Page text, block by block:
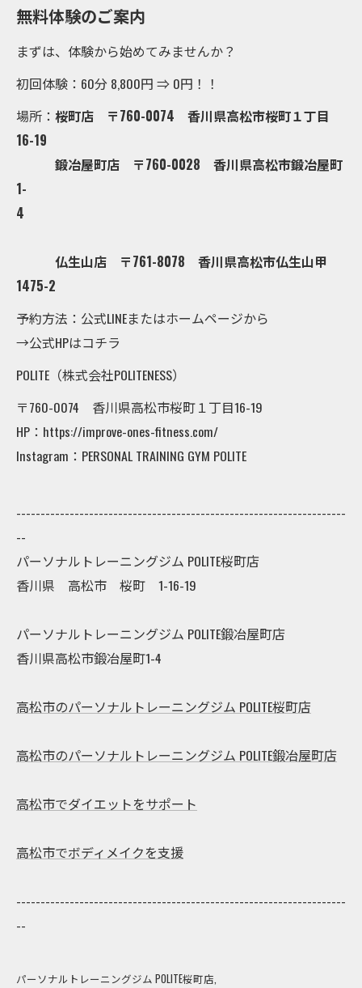
無料体験のご案内
まずは、体験から始めてみませんか？
初回体験：60分 8,800円 ⇒ 0円！！
場所： 桜町店 〒760-0074 香川県高松市桜町１丁目
16-19
鍛冶屋町店 〒760-0028 香川県高松市鍛冶屋町
1-
4
仏生山店 〒761-8078 香川県高松市仏生山甲
1475-2
予約方法：公式LINEまたはホームページから
→公式HPはコチラ
POLITE（株式会社POLITENESS）
〒760-0074 香川県高松市桜町１丁目16-19
HP：https://improve-ones-fitness.com/
Instagram：PERSONAL TRAINING GYM POLITE
--------------------------------------------------------------------
--
パーソナルトレーニングジム POLITE桜町店
香川県 高松市 桜町 1-16-19
パーソナルトレーニングジム POLITE鍛冶屋町店
香川県高松市鍛冶屋町1-4
高松市のパーソナルトレーニングジム POLITE桜町店
高松市のパーソナルトレーニングジム POLITE鍛冶屋町店
高松市でダイエットをサポート
高松市でボディメイクを支援
--------------------------------------------------------------------
--
パーソナルトレーニングジム POLITE桜町店